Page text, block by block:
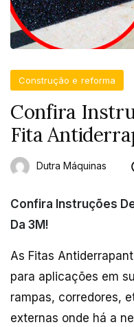
Construção e reforma
Confira
Fita
Dutra Máquinas
Confira Instruções
Da 3M!
As Fitas
para aplicações em
rampas, corredores,
externas onde há a